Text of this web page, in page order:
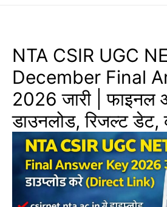
NTA CSIR UGC
December Final
2026 जारी | फाइनल
डाउनलोड, रिजल्ट